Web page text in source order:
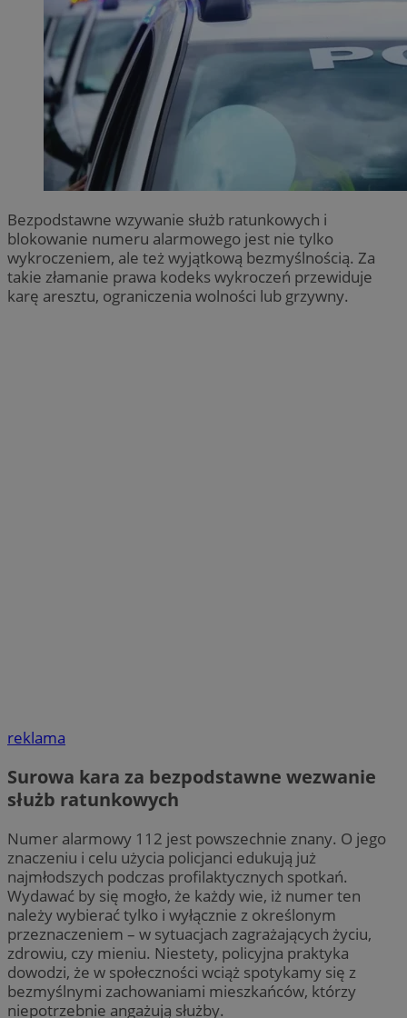
Bezpodstawne wzywanie służb ratunkowych i
blokowanie numeru alarmowego jest nie tylko
wykroczeniem, ale też wyjątkową bezmyślnością. Za
takie złamanie prawa kodeks wykroczeń przewiduje
karę aresztu, ograniczenia wolności lub grzywny.
reklama
Surowa kara za bezpodstawne wezwanie
służb ratunkowych
Numer alarmowy 112 jest powszechnie znany. O jego
znaczeniu i celu użycia policjanci edukują już
najmłodszych podczas profilaktycznych spotkań.
Wydawać by się mogło, że każdy wie, iż numer ten
należy wybierać tylko i wyłącznie z określonym
przeznaczeniem – w sytuacjach zagrażających życiu,
zdrowiu, czy mieniu. Niestety, policyjna praktyka
dowodzi, że w społeczności wciąż spotykamy się z
bezmyślnymi zachowaniami mieszkańców, którzy
niepotrzebnie angażują służby.